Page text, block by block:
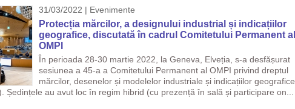
31/03/2022 | Evenimente
Protecția mărcilor, a designului industrial și indicațiilor
geografice, discutată în cadrul Comitetului Permanent al
OMPI
În perioada 28-30 martie 2022, la Geneva, Elveția, s-a desfășurat
sesiunea a 45-a a Comitetului Permanent al OMPI privind dreptul
mărcilor, desenelor și modelelor industriale și indicațiilor geografice
Ședințele au avut loc în regim hibrid (cu prezență în sală și participare on...